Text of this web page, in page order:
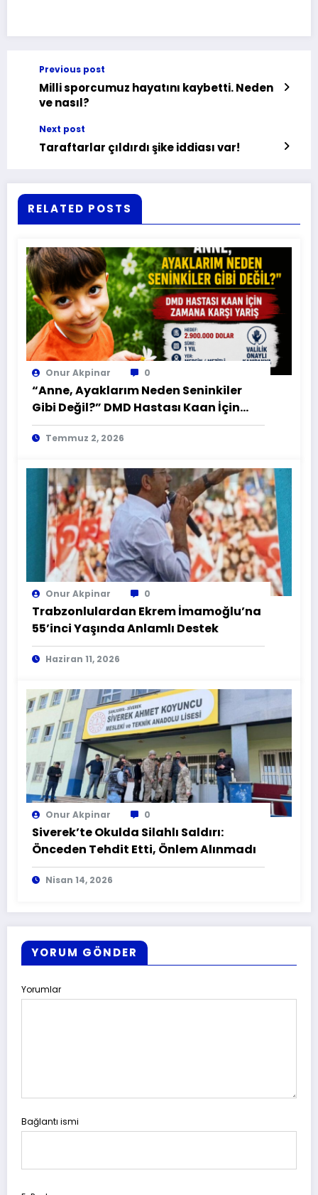
Previous post
Milli sporcumuz hayatını kaybetti. Neden
ve nasıl?
Next post
Taraftarlar çıldırdı şike iddiası var!
RELATED POSTS
Onur Akpinar 0
“Anne, Ayaklarım Neden Seninkiler
Gibi Değil?” DMD Hastası Kaan İçin
Zamana Karşı Yarış
Temmuz 2, 2026
Onur Akpinar 0
Trabzonlulardan Ekrem İmamoğlu’na
55’inci Yaşında Anlamlı Destek
Haziran 11, 2026
Onur Akpinar 0
Siverek’te Okulda Silahlı Saldırı:
Önceden Tehdit Etti, Önlem Alınmadı
Nisan 14, 2026
YORUM GÖNDER
Yorumlar
Bağlantı ismi